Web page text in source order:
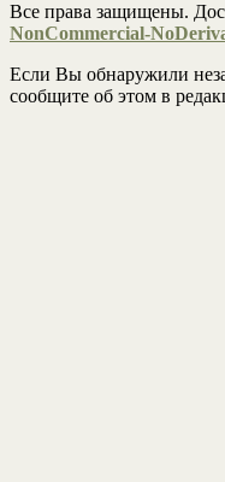
Все права защищены.
NonCommercial-
Если Вы обнаружили
сообщите об этом в